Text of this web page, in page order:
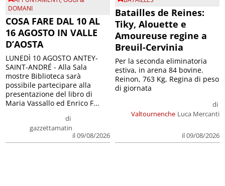
DOMANI
COSA FARE DAL 10 AL
16 AGOSTO IN VALLE
D’AOSTA
di
gazzettamatin
il 09/08/2026
LUNEDÌ 10 AGOSTO ANTEY-
SAINT-ANDRÉ - Alla Sala
mostre Biblioteca sarà
possibile partecipare alla
presentazione del libro di
Maria Vassallo ed Enrico F...
Batailles de Reines:
Tiky, Alouette e
Amoureuse regine a
Breuil-Cervinia
Valtournenche
di
Luca Mercanti
il 09/08/2026
Per la seconda eliminatoria
estiva, in arena 84 bovine.
Reinon, 763 Kg, Regina di peso
di giornata